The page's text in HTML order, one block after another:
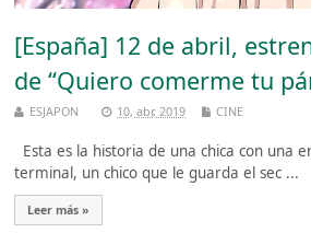
[España] 12 de abril,
de “Quiero comerme tu
ESJAPON 10, abr, 2019 CINE
Esta es la historia de una chica con una
terminal, un chico que le guarda el sec ...
Leer más »